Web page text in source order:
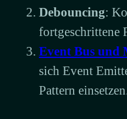
Debouncing:
fortgeschrittene
Event Bus und
sich Event
Pattern